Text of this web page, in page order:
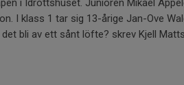
i Idrottshuset. Junioren Mikael
I klass 1 tar sig 13-årige Jan-Ove
bli av ett sånt löfte? skrev Kjell